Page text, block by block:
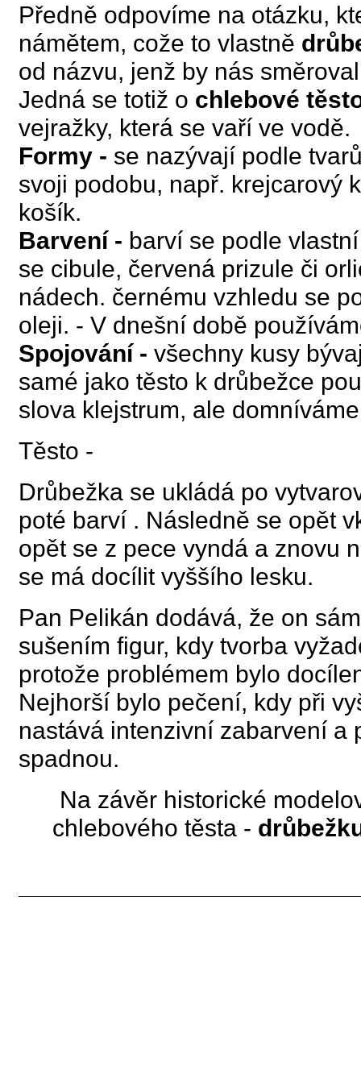
Předně odpovíme na otázku,
námětem, cože to vlastně
od názvu, jenž by nás
Jedná se totiž o chlebové
vejražky, která se vaří ve vodě.
Formy - se nazývají podle
svoji podobu, např. krejcarový
košík.
Barvení - barví se podle
se cibule, červená prizule či
nádech. černému vzhledu se
oleji. - V dnešní době
Spojování - všechny kusy
samé jako těsto k drůbežce
slova klejstrum, ale
Těsto -
Drůbežka se ukládá po
poté barví . Následně se opět
opět se z pece vyndá a znovu
se má docílit vyššího lesku.
Pan Pelikán dodává, že on
sušením figur, kdy tvorba
protože problémem bylo
Nejhorší bylo pečení, kdy při
nastává intenzivní zabarvení a
spadnou.
Na závěr historické
chlebového těsta -